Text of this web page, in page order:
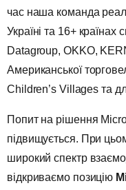
час наша команда
Україні та 16+ країнах
Datagroup, OKKO,
Американської
Children’s Villages та
Попит на рішення
підвищується. При
широкий спектр
відкриваємо позицію